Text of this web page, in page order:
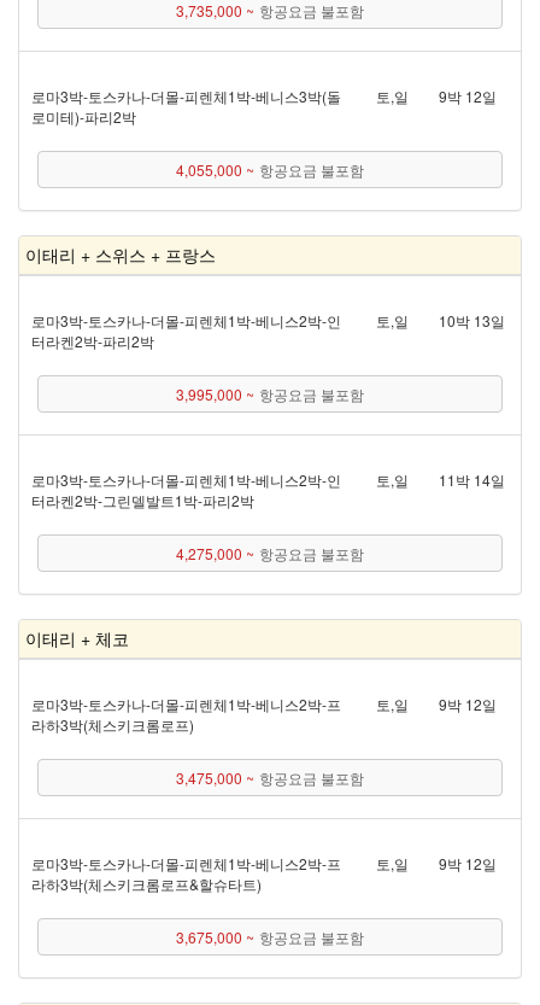
3,735,000 ~ 항공요금 불포함
로마 3박 - 토스카나 - 더몰 - 피렌체 1박 - 베니스 3박(돌
로미테) - 파리 2박
토,일 9박 12일
4,055,000 ~ 항공요금 불포함
이태리 + 스위스 + 프랑스
로마 3박 - 토스카나 - 더몰 - 피렌체 1박 - 베니스 2박 - 인
터라켄 2박 - 파리 2박
토,일 10박 13일
3,995,000 ~ 항공요금 불포함
로마 3박 - 토스카나 - 더몰 - 피렌체 1박 - 베니스 2박 - 인
터라켄 2박 - 그린델발트 1박 - 파리 2박
토,일 11박 14일
4,275,000 ~ 항공요금 불포함
이태리 + 체코
로마 3박 - 토스카나 - 더몰 - 피렌체 1박 - 베니스 2박 - 프
라하 3박(체스키크롬로프)
토,일 9박 12일
3,475,000 ~ 항공요금 불포함
로마 3박 - 토스카나 - 더몰 - 피렌체 1박 - 베니스 2박 - 프
라하 3박(체스키크롬로프&할슈타트)
토,일 9박 12일
3,675,000 ~ 항공요금 불포함